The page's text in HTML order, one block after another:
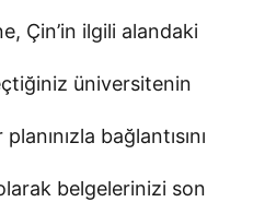
Çin’in ilgili alandaki
üniversitenin
bağlantısını
belgelerinizi son